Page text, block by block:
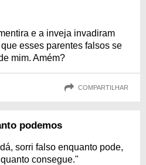
e a inveja invadiram
esses parentes falsos se
mim. Amém?
COMPARTILHAR
podemos
sorri falso enquanto pode,
consegue."